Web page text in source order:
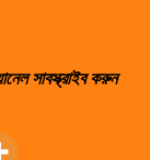
সাবস্ক্রাইব করুন